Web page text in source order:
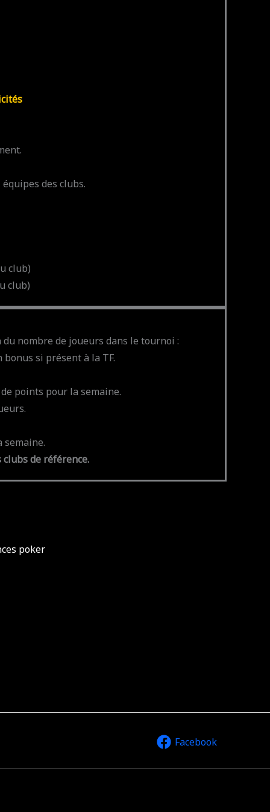
des clubs.
club)
club)
nombre de joueurs dans le tournoi :
si présent à la TF.
points pour la semaine.
semaine.
de référence.
poker
Facebook